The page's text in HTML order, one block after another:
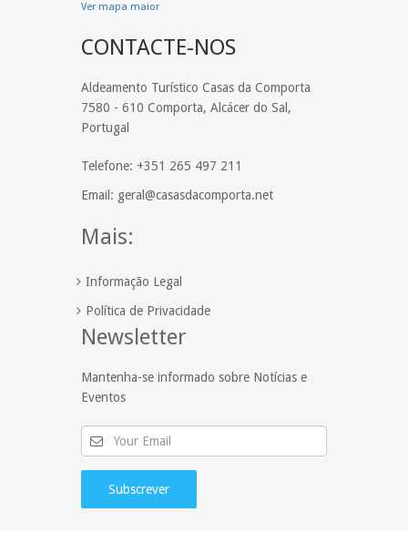
Ver mapa maior
CONTACTE-NOS
Aldeamento Turístico Casas da Comporta
7580 - 610 Comporta, Alcácer do Sal,
Portugal
Telefone: +351 265 497 211
Email: geral@casasdacomporta.net
Mais:
Informação Legal
Política de Privacidade
Newsletter
Mantenha-se informado sobre Notícias e
Eventos
Subscrever